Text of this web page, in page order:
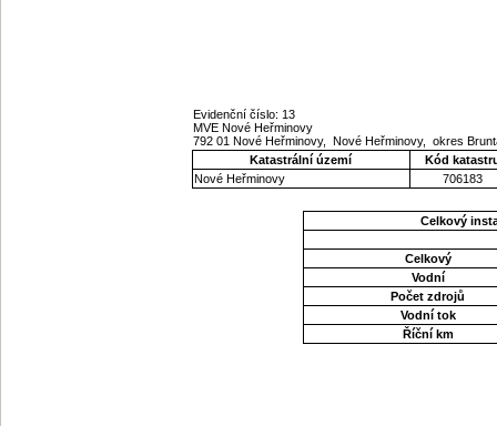
Evidenční číslo: 13
MVE Nové Heřminovy
792 01 Nové Heřminovy, Nové Heřminovy, okres
Katastrální území
Kód
Nové Heřminovy
706183
Celkový
Celkový
Vodní
Počet zdrojů
Vodní tok
Říční km